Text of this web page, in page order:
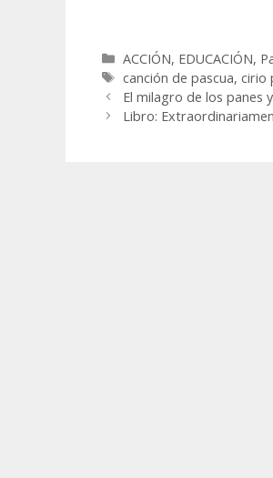
Categorías
ACCIÓN, EDUCACIÓN,
Etiquetas
canción de pascua,cirio
El milagro de los panes
Libro: